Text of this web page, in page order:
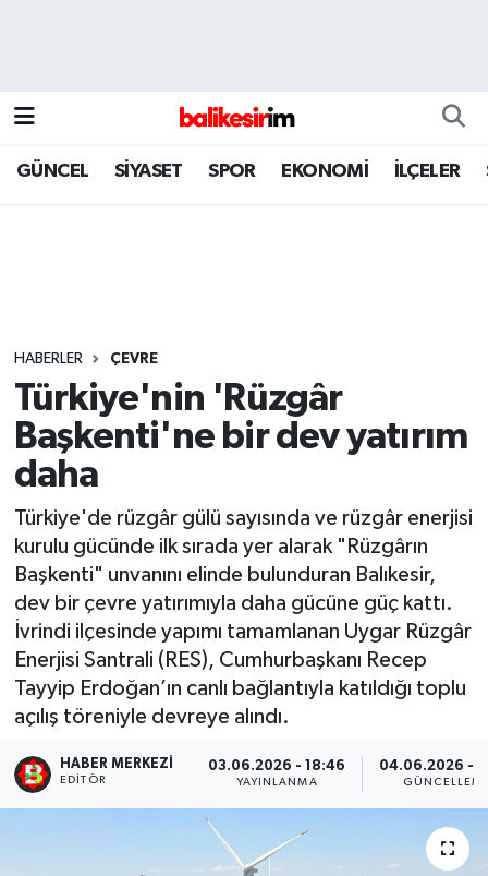
GÜNCEL SİYASET SPOR EKONOMİ İLÇELER
HABERLER ÇEVRE
Türkiye'nin 'Rüzgâr
Başkenti'ne bir dev yatırım
daha
Türkiye'de rüzgâr gülü sayısında ve rüzgâr enerjisi
kurulu gücünde ilk sırada yer alarak "Rüzgârın
Başkenti" unvanını elinde bulunduran Balıkesir,
dev bir çevre yatırımıyla daha gücüne güç kattı.
İvrindi ilçesinde yapımı tamamlanan Uygar Rüzgâr
Enerjisi Santrali (RES), Cumhurbaşkanı Recep
Tayyip Erdoğan’ın canlı bağlantıyla katıldığı toplu
açılış töreniyle devreye alındı.
HABER MERKEZI
EDITÖR
03.06.2026 - 18:46
YAYINLANMA
04.06.2026 -